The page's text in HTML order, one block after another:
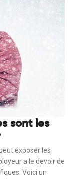
sont les
exposer les
a le devoir de
Voici un